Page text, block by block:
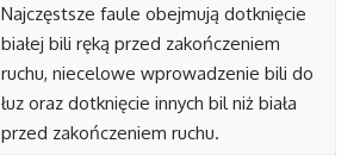
Najczęstsze faule obejmują dotknięcie
białej bili ręką przed zakończeniem
ruchu, niecelowe wprowadzenie bili do
łuz oraz dotknięcie innych bil niż biała
przed zakończeniem ruchu.